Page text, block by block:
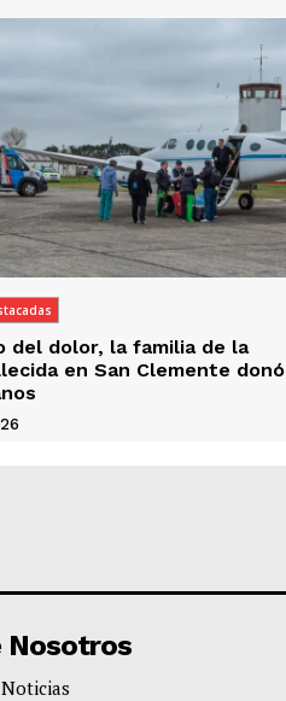
del dolor, la familia de la
en San Clemente donó
Nosotros